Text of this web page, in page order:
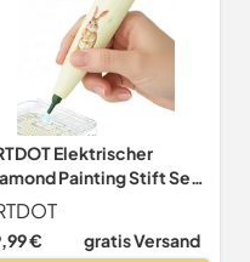
Elektrischer
Painting Stift Set,
Kabelloser
Wachsstift
Zubehör für Diamant
€ gratis Versand